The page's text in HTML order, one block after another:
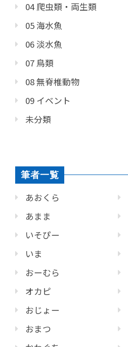
04 爬虫類・両生類
05 海水魚
06 淡水魚
07 鳥類
08 無脊椎動物
09 イベント
未分類
筆者一覧
あおくら
あまま
いそぴー
いま
おーむら
オカピ
おじょー
おまつ